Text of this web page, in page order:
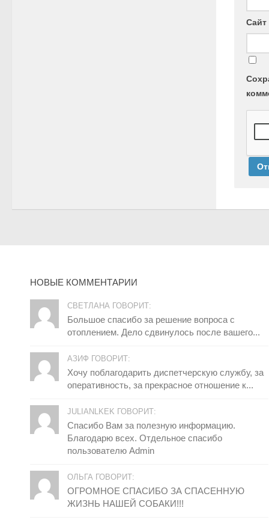
Сайт
НОВЫЕ КОММЕНТАРИИ
СВЕТЛАНА ГОВОРИТ:
Большое спасибо за решение вопроса с
отоплением. Дело сдвинулось после вашего...
АЗИФ ГОВОРИТ:
Хочу поблагодарить диспетчерскую службу, за
оперативность, за прекрасное отношение к...
JULIANLKEK ГОВОРИТ:
Спасибо Вам за полезную информацию.
Благодарю всех. Отдельное спасибо
пользователю Admin
ОЛЬГА ГОВОРИТ:
ОГРОМНОЕ СПАСИБО ЗА СПАСЕННУЮ
ЖИЗНЬ НАШЕЙ СОБАКИ!!!